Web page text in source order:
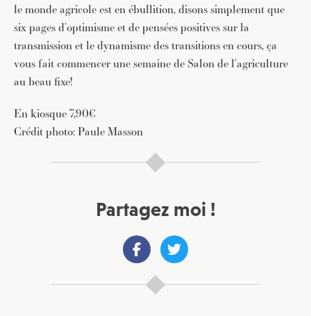
le monde agricole est en ébullition, disons simplement que
six pages d’optimisme et de pensées positives sur la
transmission et le dynamisme des transitions en cours, ça
vous fait commencer une semaine de Salon de l’agriculture
au beau fixe!
En kiosque 7,90€
Crédit photo: Paule Masson
Partagez moi !